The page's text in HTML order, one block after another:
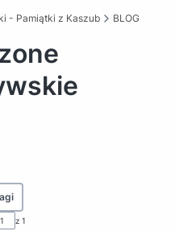
- Pamiątki z Kaszub BLOG
z 1